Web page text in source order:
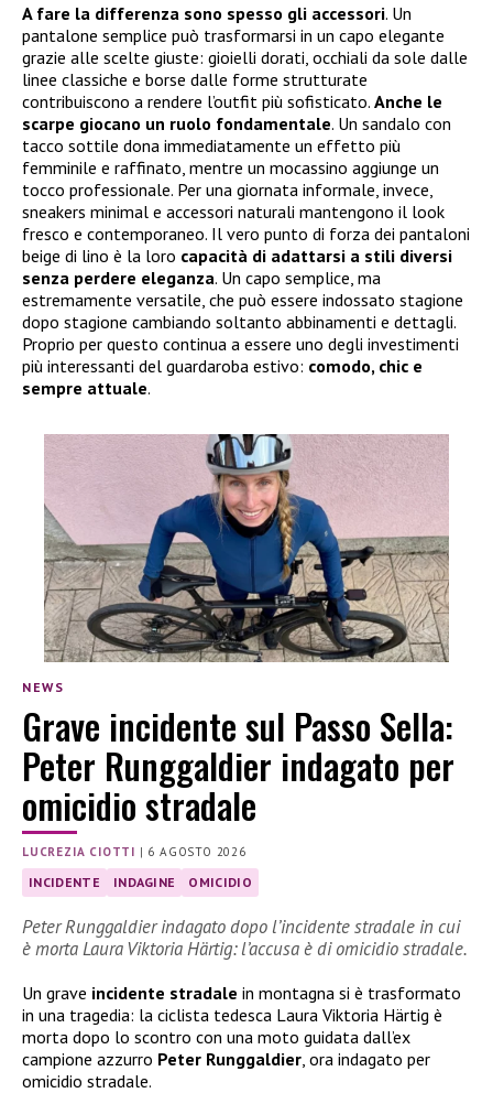
A fare la differenza sono spesso gli accessori. Un
pantalone semplice può trasformarsi in un capo elegante
grazie alle scelte giuste: gioielli dorati, occhiali da sole dalle
linee classiche e borse dalle forme strutturate
contribuiscono a rendere l’outfit più sofisticato. Anche le
scarpe giocano un ruolo fondamentale. Un sandalo con
tacco sottile dona immediatamente un effetto più
femminile e raffinato, mentre un mocassino aggiunge un
tocco professionale. Per una giornata informale, invece,
sneakers minimal e accessori naturali mantengono il look
fresco e contemporaneo. Il vero punto di forza dei pantaloni
beige di lino è la loro capacità di adattarsi a stili diversi
senza perdere eleganza. Un capo semplice, ma
estremamente versatile, che può essere indossato stagione
dopo stagione cambiando soltanto abbinamenti e dettagli.
Proprio per questo continua a essere uno degli investimenti
più interessanti del guardaroba estivo: comodo, chic e
sempre attuale.
NEWS
Grave incidente sul Passo Sella:
Peter Runggaldier indagato per
omicidio stradale
LUCREZIA CIOTTI | 6 AGOSTO 2026
INCIDENTE INDAGINE OMICIDIO
Peter Runggaldier indagato dopo l’incidente stradale in cui
è morta Laura Viktoria Härtig: l’accusa è di omicidio stradale.
Un grave incidente stradale in montagna si è trasformato
in una tragedia: la ciclista tedesca Laura Viktoria Härtig è
morta dopo lo scontro con una moto guidata dall’ex
campione azzurro Peter Runggaldier , ora indagato per
omicidio stradale.